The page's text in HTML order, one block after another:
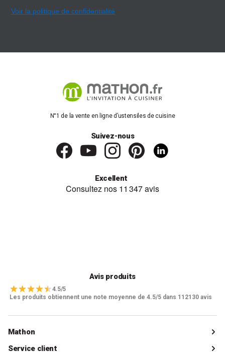
Voir la politique de confidentialité
N°1 de la vente en ligne d’ustensiles de cuisine
Suivez-nous
Excellent
Avis produits
4.5/5
Les produits obtiennent une note moyenne de 4.5/5 dans 112130 avis
Mathon
Qui sommes-nous ?
Service client